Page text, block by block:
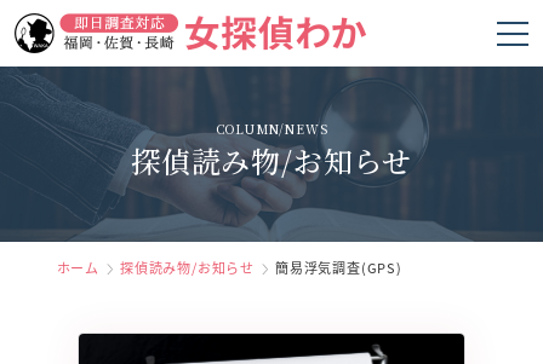
女探偵わかの強み
調査項目
料金
COLUMN/NEWS
探偵読み物/お知らせ
ホーム 探偵読み物/お知らせ 簡易浮気調査(GPS)